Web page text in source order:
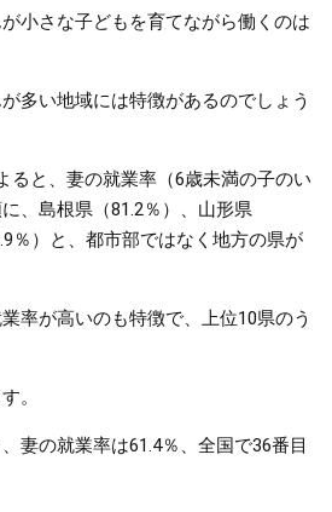
小さな子どもを育てながら働くのは
多い地域には特徴があるのでしょう
ると、妻の就業率（6歳未満の子のい
、島根県（81.2％）、山形県
％）と、都市部ではなく地方の県が
率が高いのも特徴で、上位10県のう
。
妻の就業率は61.4％、全国で36番目